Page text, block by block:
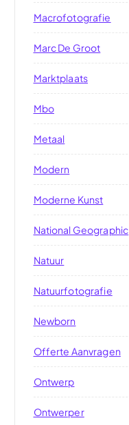
Macrofotografie
Marc De Groot
Marktplaats
Mbo
Metaal
Modern
Moderne Kunst
National Geographic
Natuur
Natuurfotografie
Newborn
Offerte Aanvragen
Ontwerp
Ontwerper